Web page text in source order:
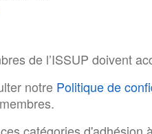
de l’ISSUP doivent
notre Politique de
catégories d'adhésion